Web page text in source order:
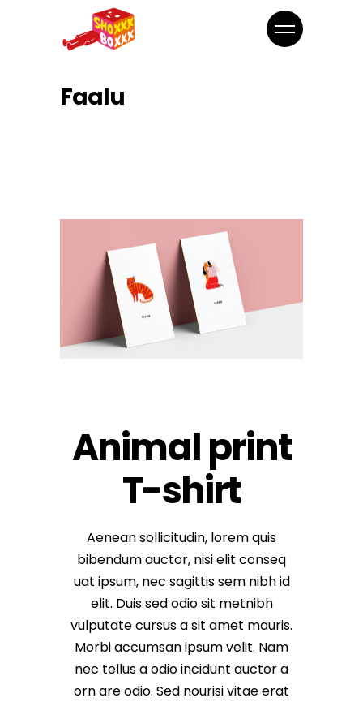
Faalu
Animal print
T-shirt
Aenean sollicitudin, lorem quis
bibendum auctor, nisi elit conseq
uat ipsum, nec sagittis sem nibh id
elit. Duis sed odio sit metnibh
vulputate cursus a sit amet mauris.
Morbi accumsan ipsum velit. Nam
nec tellus a odio incidunt auctor a
orn are odio. Sed nourisi vitae erat